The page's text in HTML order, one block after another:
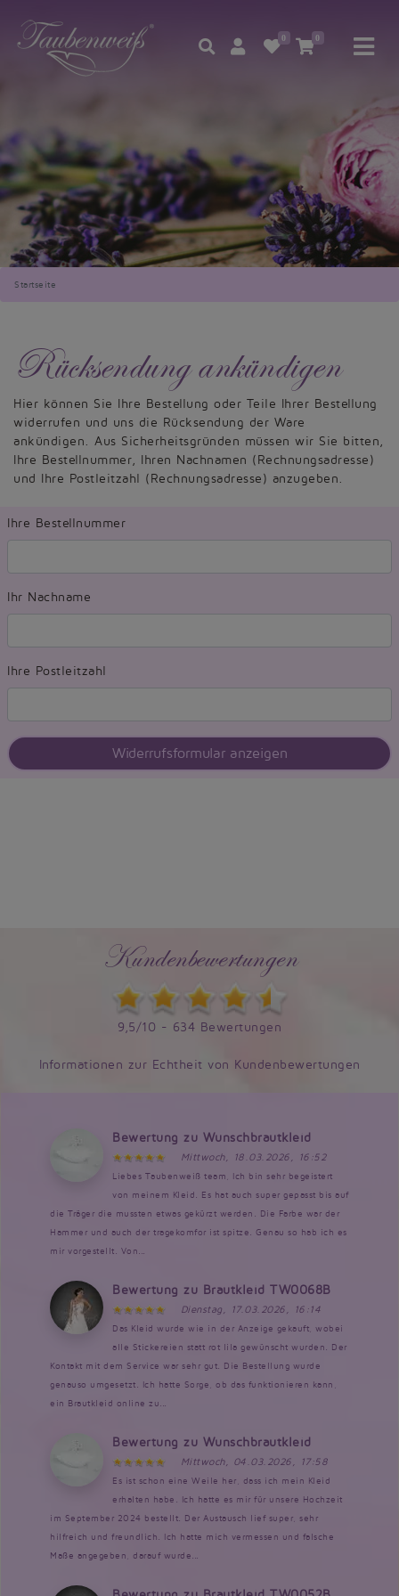
0 0
Startseite
Rücksendung ankündigen
Hier können Sie Ihre Bestellung oder Teile Ihrer Bestellung
widerrufen und uns die Rücksendung der Ware
ankündigen. Aus Sicherheitsgründen müssen wir Sie bitten,
Ihre Bestellnummer, Ihren Nachnamen (Rechnungsadresse)
und Ihre Postleitzahl (Rechnungsadresse) anzugeben.
Ihre Bestellnummer
Ihr Nachname
Ihre Postleitzahl
Widerrufsformular anzeigen
Kundenbewertungen
9,5/10 - 634 Bewertungen
Informationen zur Echtheit von Kundenbewertungen
Bewertung zu Wunschbrautkleid
Mittwoch, 18.03.2026, 16:52
Liebes Taubenweiß team, Ich bin sehr begeistert
von meinem Kleid. Es hat auch super gepasst bis auf
die Träger die mussten etwas gekürzt werden. Die Farbe war der
Hammer und auch der tragekomfor ist spitze. Genau so hab ich es
mir vorgestellt. Von...
Bewertung zu Brautkleid TW0068B
Dienstag, 17.03.2026, 16:14
Das Kleid wurde wie in der Anzeige gekauft, wobei
alle Stickereien statt rot lila gewünscht wurden. Der
Kontakt mit dem Service war sehr gut. Die Bestellung wurde
genauso umgesetzt. Ich hatte Sorge, ob das funktionieren kann,
ein Brautkleid online zu...
Bewertung zu Wunschbrautkleid
Mittwoch, 04.03.2026, 17:58
Es ist schon eine Weile her, dass ich mein Kleid
erhalten habe. Ich hatte es mir für unsere Hochzeit
im September 2024 bestellt. Der Austausch lief super, sehr
hilfreich und freundlich. Ich hatte mich vermessen und falsche
Maße angegeben, darauf wurde...